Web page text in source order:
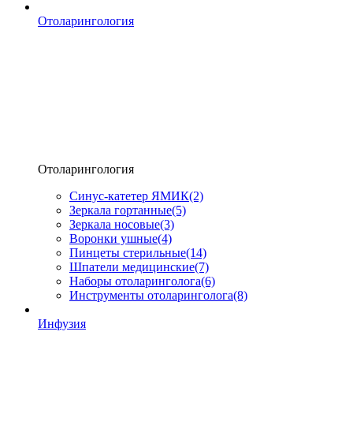
Отоларингология
Отоларингология
Синус-катетер ЯМИК(2)
Зеркала гортанные(5)
Зеркала носовые(3)
Воронки ушные(4)
Пинцеты стерильные(14)
Шпатели медицинские(7)
Наборы отоларинголога(6)
Инструменты отоларинголога(8)
Инфузия